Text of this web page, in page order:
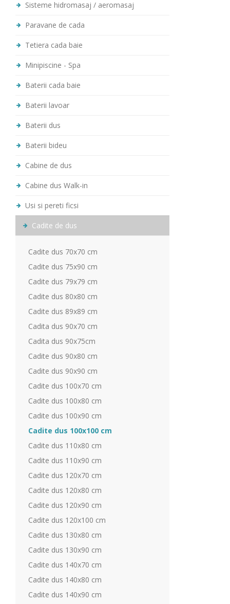
Sisteme hidromasaj / aeromasaj
Paravane de cada
Tetiera cada baie
Minipiscine - Spa
Baterii cada baie
Baterii lavoar
Baterii dus
Baterii bideu
Cabine de dus
Cabine dus Walk-in
Usi si pereti ficsi
Cadite de dus
Cadite dus 70x70 cm
Cadite dus 75x90 cm
Cadite dus 79x79 cm
Cadite dus 80x80 cm
Cadite dus 89x89 cm
Cadita dus 90x70 cm
Cadita dus 90x75cm
Cadite dus 90x80 cm
Cadite dus 90x90 cm
Cadite dus 100x70 cm
Cadite dus 100x80 cm
Cadite dus 100x90 cm
Cadite dus 100x100 cm
Cadite dus 110x80 cm
Cadite dus 110x90 cm
Cadite dus 120x70 cm
Cadite dus 120x80 cm
Cadite dus 120x90 cm
Cadite dus 120x100 cm
Cadite dus 130x80 cm
Cadite dus 130x90 cm
Cadite dus 140x70 cm
Cadite dus 140x80 cm
Cadite dus 140x90 cm